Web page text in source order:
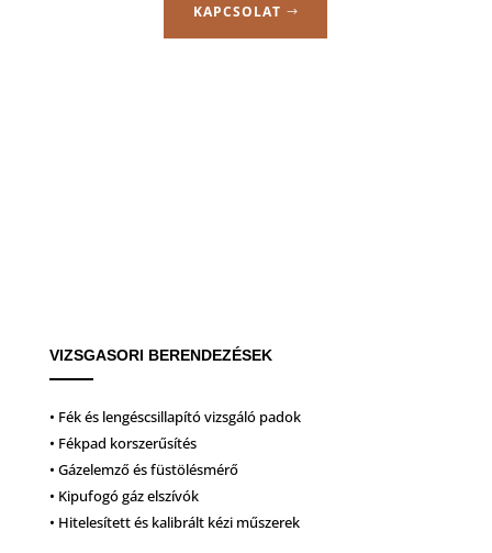
KAPCSOLAT
VIZSGASORI BERENDEZÉSEK
• Fék és lengéscsillapító vizsgáló padok
• Fékpad korszerűsítés
• Gázelemző és füstölésmérő
• Kipufogó gáz elszívók
• Hitelesített és kalibrált kézi műszerek